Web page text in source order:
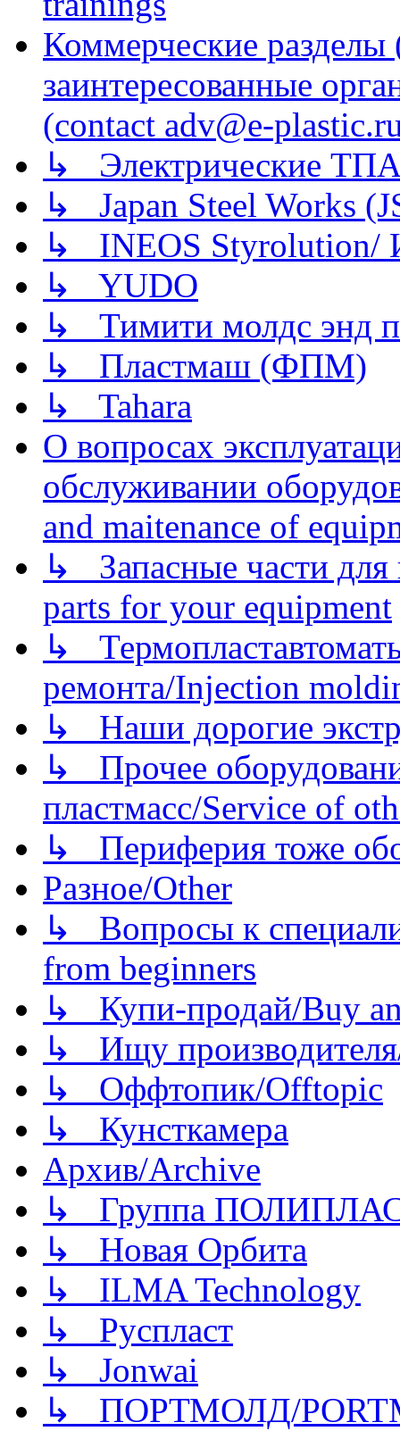
Коммерческие
заинтересованные
(contact adv@e-
↳ Электрические
↳ Japan Steel Works
↳ INEOS
↳ YUDO
↳ Тимити молдс энд
↳ Пластмаш (ФПМ)
↳ Tahara
О вопросах
обслуживании
and maitenance of
↳ Запасные части для
parts for your equipment
↳
ремонта/Injection
↳ Наши дорогие
↳ Прочее
пластмасс/Service of
↳ Периферия тоже
Разное/Other
↳ Вопросы к
from beginners
↳ Купи-продай/Buy
↳ Ищу
↳ Оффтопик/Offtopic
↳ Кунсткамера
Архив/Archive
↳ Группа
↳ Новая Орбита
↳ ILMA Technology
↳ Руспласт
↳ Jonwai
↳ ПОРТМОЛД/